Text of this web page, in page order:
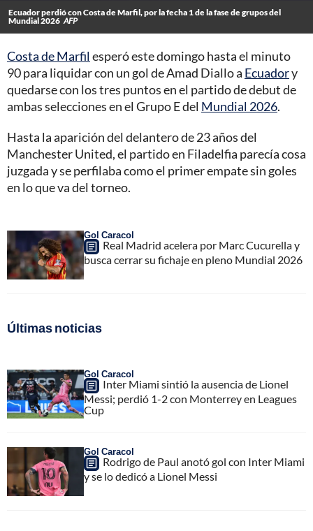
Ecuador perdió con Costa de Marfil, por la fecha 1 de la fase de grupos del
Mundial 2026 AFP
Costa de Marfilesperó este domingo hasta el minuto
90 para liquidar con un gol de Amad Diallo a Ecuadory
quedarse con los tres puntos en el partido de debut de
ambas selecciones en el Grupo E del Mundial 2026.
Hasta la aparición del delantero de 23 años del
Manchester United, el partido en Filadelfia parecía cosa
juzgada y se perfilaba como el primer empate sin goles
en lo que va del torneo.
Gol Caracol
Real Madrid acelera por Marc Cucurella y
busca cerrar su fichaje en pleno Mundial 2026
Últimas noticias
Gol Caracol
Inter Miami sintió la ausencia de Lionel
Messi; perdió 1-2 con Monterrey en Leagues
Cup
Gol Caracol
Rodrigo de Paul anotó gol con Inter Miami
y se lo dedicó a Lionel Messi